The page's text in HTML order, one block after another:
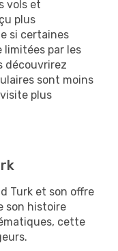
vols et
plus
si certaines
par les
découvrirez
sont moins
plus
Turk et son offre
son histoire
cette